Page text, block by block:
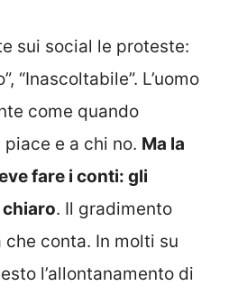
sui social le proteste:
“Inascoltabile”. L’uomo
come quando
piace e a chi no. Ma la
fare i conti: gli
. Il gradimento
che conta. In molti su
l’allontanamento di